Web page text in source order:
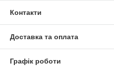
Контакти
Доставка та оплата
Графік роботи